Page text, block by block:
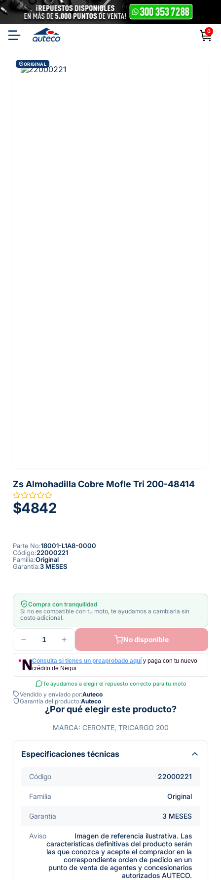
0
ORIGINAL
Zs Almohadilla Cobre Mofle Tri 200-48414
$4842
Parte No:18001-L1A8-0000
Código:22000221
Familia:Original
Garantía:3 MESES
Compra con tranquilidad
Si no es compatible con tu moto, te ayudamos a cambiarla sin
costo adicional.
1 No disponible
Consulta si tienes un preaprobado aquí y paga con tu nuevo
crédito de Nequi.
Te ayudamos a elegir el repuesto correcto para tu moto
Vendido y enviado por:Auteco
Garantía del producto:Auteco
¿Por qué elegir este producto?
MARCA: CERONTE, TRICARGO 200
Especificaciones técnicas
Código 22000221
Familia Original
Garantía 3 MESES
Aviso
Imagen de referencia ilustrativa. Las
características definitivas del producto serán
las que conozca y acepte el comprador en la
correspondiente orden de pedido en un
punto de venta de agentes y concesionarios
autorizados AUTECO.